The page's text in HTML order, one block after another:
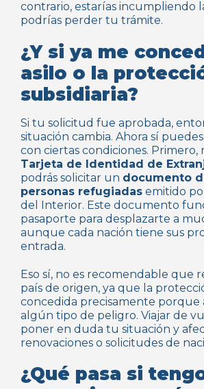
contrario, estarías incumpliendo
podrías perder tu trámite.
¿Y si ya me
asilo o la
subsidiaria?
Si tu solicitud fue aprobada,
situación cambia. Ahora sí
con ciertas condiciones. Primero,
Tarjeta de Identidad de
podrás solicitar un documento
personas refugiadas emitido
del Interior. Este documento
pasaporte para desplazarte a
aunque cada nación tiene sus
entrada.
Eso sí, no es recomendable que
país de origen, ya que la
concedida precisamente porque
algún tipo de peligro. Viajar de
poner en duda tu situación y
renovaciones o solicitudes de
¿Qué pasa si